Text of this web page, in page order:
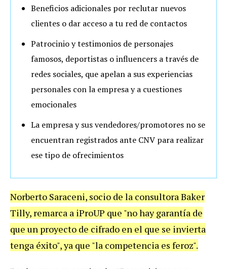
Beneficios adicionales por reclutar nuevos
clientes o dar acceso a tu red de contactos
Patrocinio y testimonios de personajes
famosos, deportistas o influencers a través de
redes sociales, que apelan a sus experiencias
personales con la empresa y a cuestiones
emocionales
La empresa y sus vendedores/promotores no se
encuentran registrados ante CNV para realizar
ese tipo de ofrecimientos
Norberto Saraceni, socio de la consultora Baker
Tilly, remarca a iProUP que "no hay garantía de
que un proyecto de cifrado en el que se invierta
tenga éxito", ya que "la competencia es feroz".